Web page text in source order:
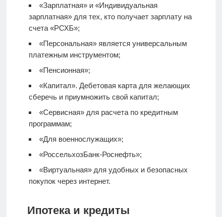
«Зарплатная» и «Индивидуальная
зарплатная» для тех, кто получает зарплату на
счета «РСХБ»;
«Персональная» является универсальным
платежным инструментом;
«Пенсионная»;
«Капитал». Дебетовая картадля желающих
сберечь и приумножить свой капитал;
«Сервисная» для расчета по кредитным
программам;
«Для военнослужащих»;
«РоссельхозБанк-Роснефть»;
«Виртуальная» для удобных и безопасных
покупок через интернет.
Ипотека и кредиты